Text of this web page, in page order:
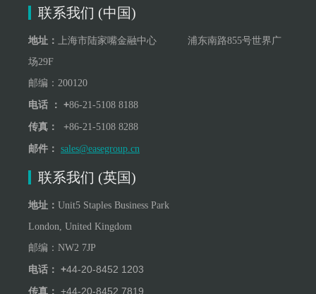
联系我们 (中国)
地址：
上海市陆家嘴金融中心 浦东南路855号世界广
场29F
邮编：200120
电话 ： +86-21-5108 8188
传真： +86-21-5108 8288
邮件： sales@easegroup.cn
联系我们 (英国)
地址： Unit5 Staples Business Park
London, United Kingdom
邮编： NW2 7JP
电话： +44-20-8452 1203
传真： +44-20-8452 7819